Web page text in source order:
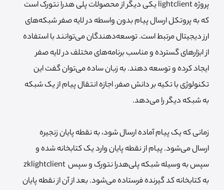
پروژه lightclient یکی دیگر از محصولات پلی هدرا نتورک است
که به پروتکل ارسال پیام بدون واسطه در لایه صفر شبکه‌های
ارز دیجیتال مرتبط است. توسعه‌دهندگان می‌توانند با استفاده
از ابزارهای گسترده و مناسب برنامه‌های مختلف در لایه صفر
ایجاد کرده و توسعه دهند. به زبان ساده می‌توان گفت این
تکنولوژی با تکیه بر دانش صفر، اجازه انتقال پیام از یک شبکه
به شبکه دیگر را می‌دهد.
زمانی که یک پیام آماده ارسال شود، به نقطه پایان زنجیره
ارسال می‌شود. پیام از نقطه پایان وارد یک کتابخانه‌ شده و
سپس به وسیله شبکه پلی‌هدرا نتورک و سپس zklightclient
به کتابخانه کد گیرنده فرستاده می‌شود. بعد از آن از نقطه پایان